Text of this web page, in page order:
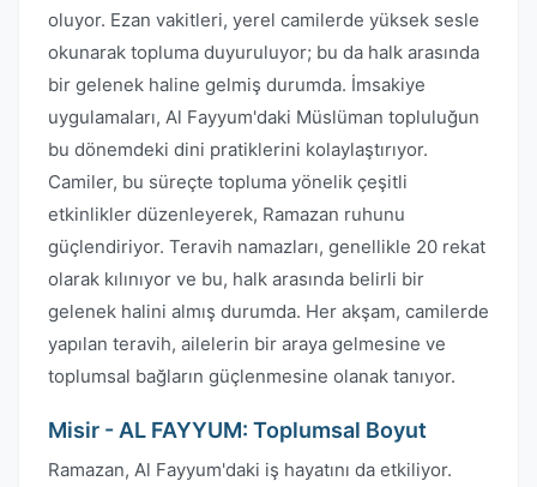
oluyor. Ezan vakitleri, yerel camilerde yüksek sesle
okunarak topluma duyuruluyor; bu da halk arasında
bir gelenek haline gelmiş durumda. İmsakiye
uygulamaları, Al Fayyum'daki Müslüman topluluğun
bu dönemdeki dini pratiklerini kolaylaştırıyor.
Camiler, bu süreçte topluma yönelik çeşitli
etkinlikler düzenleyerek, Ramazan ruhunu
güçlendiriyor. Teravih namazları, genellikle 20 rekat
olarak kılınıyor ve bu, halk arasında belirli bir
gelenek halini almış durumda. Her akşam, camilerde
yapılan teravih, ailelerin bir araya gelmesine ve
toplumsal bağların güçlenmesine olanak tanıyor.
Misir - AL FAYYUM: Toplumsal Boyut
Ramazan, Al Fayyum'daki iş hayatını da etkiliyor.